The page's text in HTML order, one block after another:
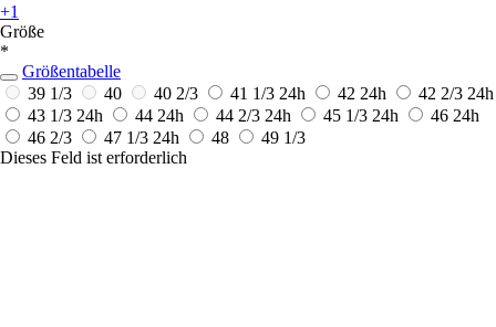
+1
Größe
*
Größentabelle
39 1/3
40 40 2/3 41 1/3 24h 42 24h 42 2/3 24h
43 1/3 24h 44 24h 44 2/3 24h 45 1/3 24h 46 24h
46 2/3
47 1/3 24h 48
49 1/3
Dieses Feld ist erforderlich